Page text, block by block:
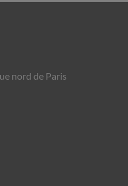
nord de Paris